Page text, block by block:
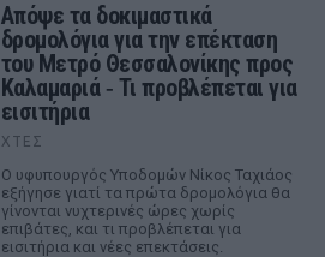
Απόψε τα δοκιμαστικά
δρομολόγια για την επέκταση
του Μετρό Θεσσαλονίκης προς
Καλαμαριά ‑ Τι προβλέπεται για
εισιτήρια
ΧΤΕΣ
Ο υφυπουργός Υποδομών Νίκος Ταχιάος
εξήγησε γιατί τα πρώτα δρομολόγια θα
γίνονται νυχτερινές ώρες χωρίς
επιβάτες, και τι προβλέπεται για
εισιτήρια και νέες επεκτάσεις.